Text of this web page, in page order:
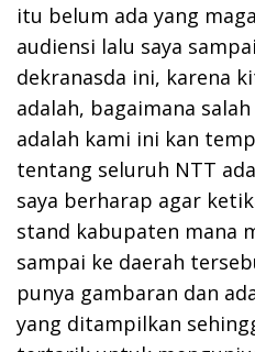
itu belum ada yang
audiensi lalu saya
dekranasda ini, karena
adalah, bagaimana
adalah kami ini kan
tentang seluruh NTT
saya berharap agar
stand kabupaten mana
sampai ke daerah
punya gambaran dan
yang ditampilkan